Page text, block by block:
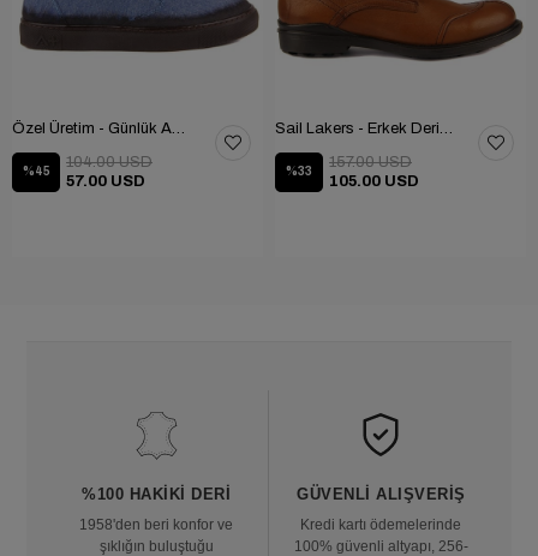
%45
57.00 USD
104.00 USD
%33
105.00 USD
157.00 USD
%100 HAKIKI DERI
1958'den beri konfor ve
şıklığın buluştuğu
GÜVENLI ALIŞVERIŞ
Kredi kartı ödemelerinde
100% güvenli altyapı, 256-